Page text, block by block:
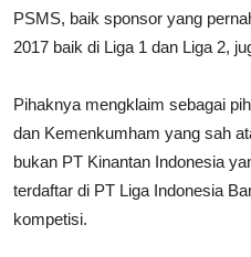
PSMS, baik sponsor yang
2017 baik di Liga 1 dan Liga 2,
Pihaknya mengklaim sebagai
dan Kemenkumham yang sah
bukan PT Kinantan Indonesia
terdaftar di PT Liga Indonesia
kompetisi.